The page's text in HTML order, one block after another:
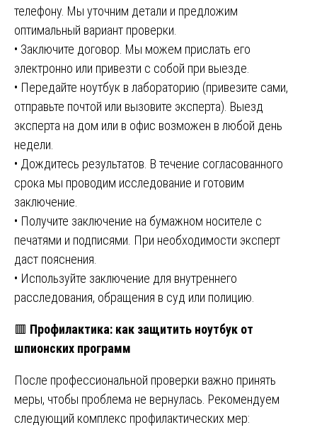
телефону. Мы уточним детали и предложим
оптимальный вариант проверки.
• Заключите договор. Мы можем прислать его
электронно или привезти с собой при выезде.
• Передайте ноутбук в лабораторию (привезите сами,
отправьте почтой или вызовите эксперта). Выезд
эксперта на дом или в офис возможен в любой день
недели.
• Дождитесь результатов. В течение согласованного
срока мы проводим исследование и готовим
заключение.
• Получите заключение на бумажном носителе с
печатями и подписями. При необходимости эксперт
даст пояснения.
• Используйте заключение для внутреннего
расследования, обращения в суд или полицию.
🟥 Профилактика: как защитить ноутбук от
шпионских программ
После профессиональной проверки важно принять
меры, чтобы проблема не вернулась. Рекомендуем
следующий комплекс профилактических мер: